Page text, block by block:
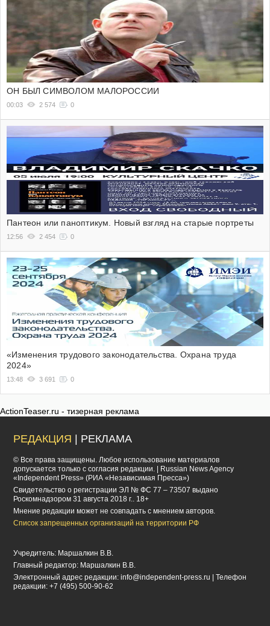
ОН БЫЛ СИМВОЛОМ МАЛОРОССИИ
00:03 2 574 0
Пантеон или паноптикум. Новый взгляд на старые портреты
12:56 2 454 0
«Изменения трудового законодательства. Охрана труда
2024»
13:48 3 691 0
ActionTeaser.ru - тизерная реклама
РЕДАКЦИЯ | РЕКЛАМА
© Все права защищены. Любое использование материалов
допускается только с согласия редакции. | Russian News Agency
«Independent Press» (РИА «Независимая Пресса»)
Cвидетельство о регистрации ЭЛ № ФС 77 – 73507 выдано
Роскомнадзором 31 августа 2018 г.. 18+
Мнение редакции может не совпадать с мнением авторов.
Список запрещенных организаций на территории РФ
Учредитель: Маршалкин В.В.
Главный редактор: Маршалкин В.В.
Электронный адрес редакции:info@independent-press.ru
| Телефон
редакции: +7 (495) 500-90-62